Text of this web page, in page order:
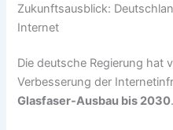
Zukunftsausblick:
Internet
Die deutsche Regierung hat
Verbesserung der
Glasfaser-Ausbau bis 2030.